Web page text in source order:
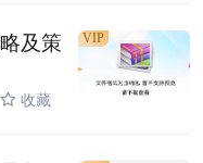
及策
收藏
VIP